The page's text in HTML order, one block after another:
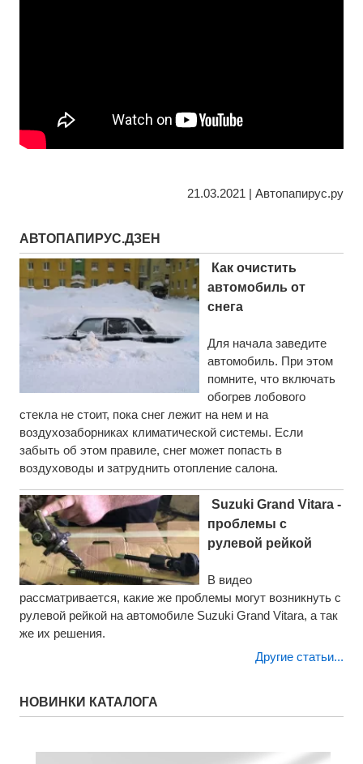
21.03.2021 | Автопапирус.ру
АВТОПАПИРУС.ДЗЕН
Как очистить
автомобиль от
снега
Для начала заведите
автомобиль. При этом
помните, что включать
обогрев лобового
стекла не стоит, пока снег лежит на нем и на
воздухозаборниках климатической системы. Если
забыть об этом правиле, снег может попасть в
воздуховоды и затруднить отопление салона.
Suzuki Grand Vitara -
проблемы с
рулевой рейкой
В видео
рассматривается, какие же проблемы могут возникнуть с
рулевой рейкой на автомобиле Suzuki Grand Vitara, а так
же их решения.
Другие статьи...
НОВИНКИ КАТАЛОГА